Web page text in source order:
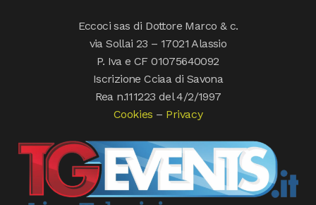
Eccoci sas di Dottore Marco & c.
via Sollai 23 – 17021 Alassio
P. Iva e CF 01075640092
Iscrizione Cciaa di Savona
Rea n.111223 del 4/2/1997
Cookies – Privacy